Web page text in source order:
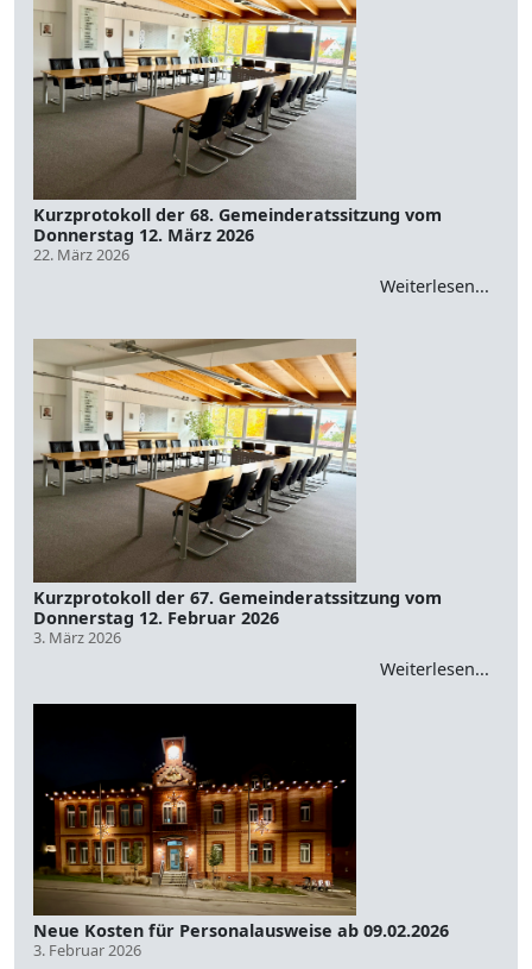
Kurzprotokoll der 68. Gemeinderatssitzung vom
Donnerstag 12. März 2026
22. März 2026
Weiterlesen...
Kurzprotokoll der 67. Gemeinderatssitzung vom
Donnerstag 12. Februar 2026
3. März 2026
Weiterlesen...
Neue Kosten für Personalausweise ab 09.02.2026
3. Februar 2026